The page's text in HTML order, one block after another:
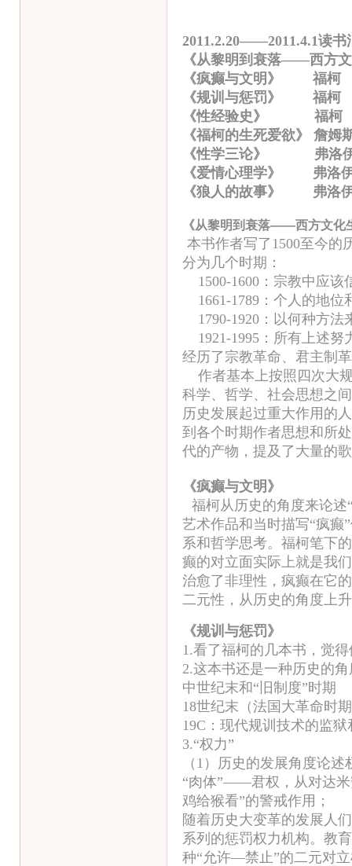
2011.2.20——2011.4.1读书
《从黎明到衰落——西方
《疯癫与文明》 福
《规训与惩罚》 福
《性经验史》 福
《福柯的生死爱欲》 詹姆
《性学三论》 弗洛
《爱情心理学》 弗洛
《狼人的故事》 弗洛
《从黎明到衰落——西方文化
本书作者写了1500至今的
分为几个时期：
1500-1600：宗教中应该
1661-1789：个人的地位
1790-1920：以何种方法
1921-1995：所有上述努
经历了宗教革命、君主制
作者基本上按照四次大
科学、哲学、社会思想之
历史发展起过重大作用的
到各个时期作者思想和所
代的产物，提及了大量的
《疯癫与文明》
福柯从历史的角度来论述
艺术作品和当时描写“疯癫
系和哲学思考。福柯笔下
癫的对立面实际上就是我
治愈了非理性，疯癫在它
二元性，从历史的角度上
《规训与惩罚》
1.看了福柯的几本书，觉
2.这本书还是一种历史的
中世纪末和“旧制度”时
18世纪末（法国大革命时
19C：现代规训技术的监
3.“权力”
（1）历史的发展角度论
“肉体”——君权，从对达米
鸡给猴看”的警戒作用；
随着历史大变革的发展人
系列的惩罚权力机构。教
种“允许—禁止”的二元对